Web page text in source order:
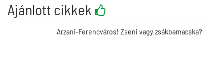
Ajánlott cikkek
Arzani-Ferencváros! Zseni vagy zsákbamacska?